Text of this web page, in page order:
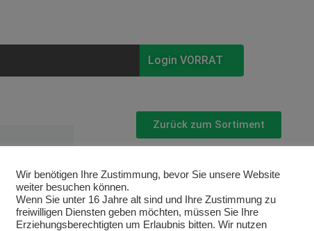
Login VORRAT
Zurück zum Sortiment
Begonia
T14/32cm
Wir benötigen Ihre Zustimmung, bevor Sie unsere Website
weiter besuchen können.
Wenn Sie unter 16 Jahre alt sind und Ihre Zustimmung zu
freiwilligen Diensten geben möchten, müssen Sie Ihre
Erziehungsberechtigten um Erlaubnis bitten. Wir nutzen